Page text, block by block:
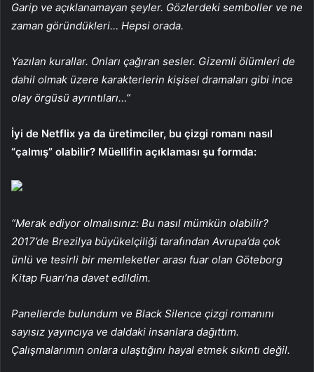
Garip ve açıklanamayan şeyler. Gözlerdeki semboller ve ne
zaman göründükleri… Hepsi orada.
Yazılan kurallar. Onları çağıran sesler. Gizemli ölümleri de
dahil olmak üzere karakterlerin kişisel dramaları gibi ince
olay örgüsü ayrıntıları…”
İyi de Netflix ya da üretimciler, bu çizgi romanı nasıl
“çalmış” olabilir? Müellifin açıklaması şu formda:
“Merak ediyor olmalısınız: Bu nasıl mümkün olabilir?
2017’de Brezilya büyükelçiliği tarafından Avrupa’da çok
ünlü ve tesirli bir memleketler arası fuar olan Göteborg
Kitap Fuarı’na davet edildim.
Panellerde bulundum ve Black Silence çizgi romanını
sayısız yayıncıya ve daldaki insanlara dağıttım.
Çalışmalarımın onlara ulaştığını hayal etmek sıkıntı değil.